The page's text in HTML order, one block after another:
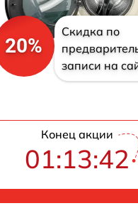
20%
Скидка по
записи на
Конец акции
01:13:41